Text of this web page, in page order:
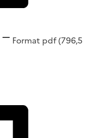
Format pdf(796,5